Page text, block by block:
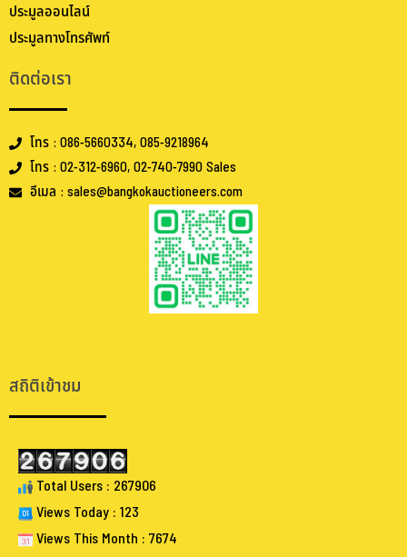
ประมูลออนไลน์
ประมูลทางโทรศัพท์
ติดต่อเรา
โทร : 086-5660334, 085-9218964
โทร : 02-312-6960, 02-740-7990 Sales
อีเมล : sales@bangkokauctioneers.com
สถิติเข้าชม
Total Users : 267906
Views Today : 123
Views This Month : 7674